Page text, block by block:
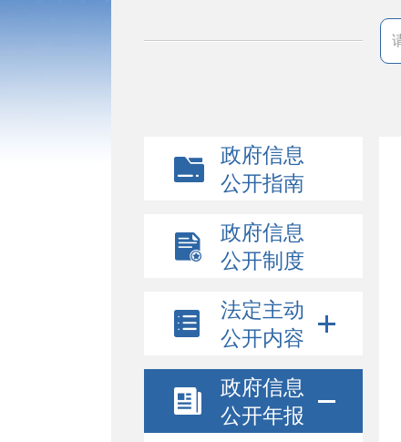
政府信息
公开指南
政府信息
公开制度
法定主动
公开内容
政府信息
公开年报